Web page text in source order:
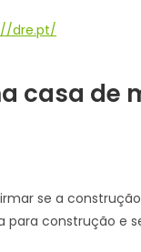
dre.pt/
casa de
se a
construção e